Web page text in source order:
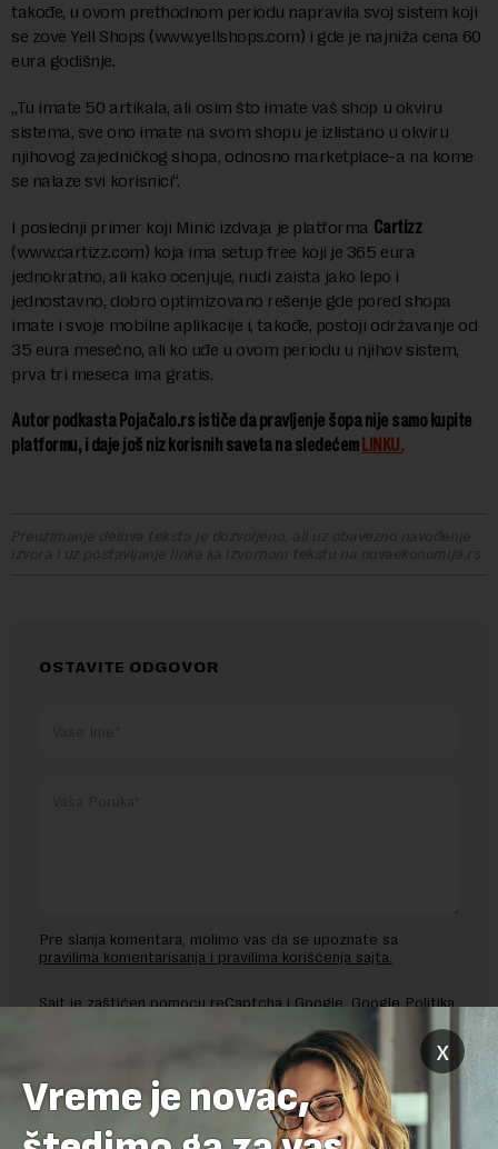
takođe, u ovom prethodnom periodu napravila svoj sistem koji
se zove Yell Shops (www.yellshops.com) i gde je najniža cena 60
eura godišnje.
„Tu imate 50 artikala, ali osim što imate vaš shop u okviru
sistema, sve ono imate na svom shopu je izlistano u okviru
njihovog zajedničkog shopa, odnosno marketplace-a na kome
se nalaze svi korisnici“.
I poslednji primer koji Minić izdvaja je platforma Cartizz
(www.cartizz.com) koja ima setup free koji je 365 eura
jednokratno, ali kako ocenjuje, nudi zaista jako lepo i
jednostavno, dobro optimizovano rešenje gde pored shopa
imate i svoje mobilne aplikacije i, takođe, postoji održavanje od
35 eura mesečno, ali ko uđe u ovom periodu u njihov sistem,
prva tri meseca ima gratis.
Autor podkasta Pojačalo.rs ističe da pravljenje šopa nije samo kupite
platformu, i daje još niz korisnih saveta na sledećem LINKU.
Preuzimanje delova teksta je dozvoljeno, ali uz obavezno navođenje
izvora i uz postavljanje linka ka izvornom tekstu na novaekonomija.rs
OSTAVITE ODGOVOR
Pre slanja komentara, molimo vas da se upoznate sa
pravilima komentarisanja i pravilima korišćenja sajta.
Sajt je zaštićen pomocu reCaptcha i Google. Google Politika
x
Vreme je novac,